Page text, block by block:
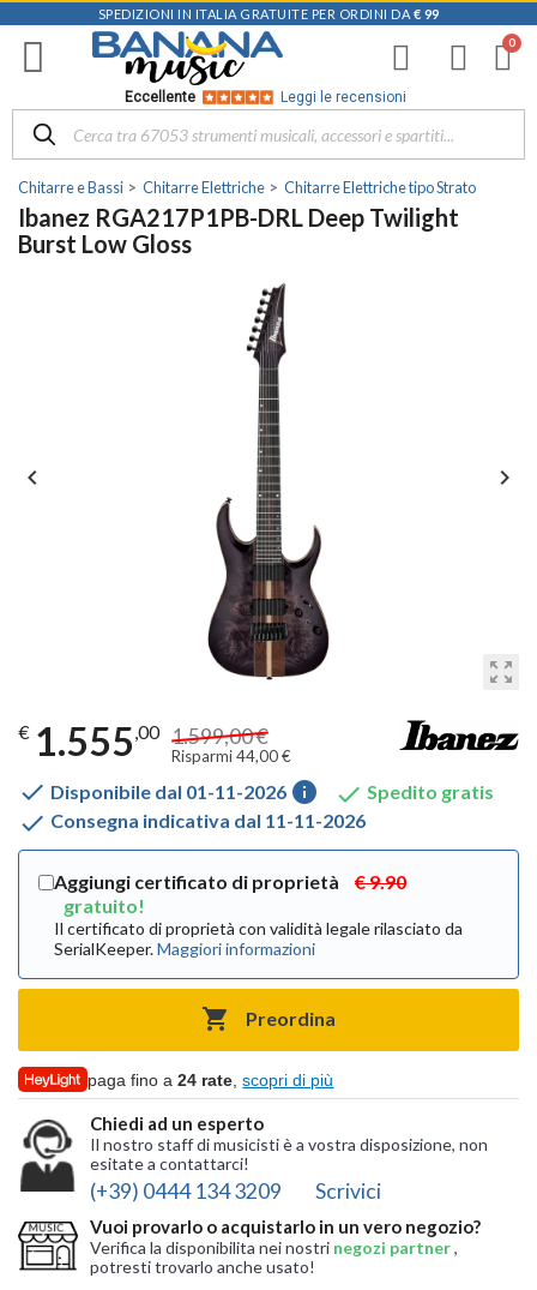
SPEDIZIONI IN ITALIA GRATUITE PER ORDINI DA € 99
Eccellente Leggi le recensioni
Chitarre e Bassi Chitarre Elettriche Chitarre Elettriche tipo Strato
Ibanez RGA217P1PB-DRL Deep Twilight
Burst Low Gloss
zoom_out_map
 
€ 1.555,00 1.599,00 €
Risparmi 44,00 €
 Disponibile dal 01-11-2026 info  Spedito gratis
 Consegna indicativa dal 11-11-2026
Aggiungi certificato di proprietà
€ 9.90
gratuito!
Il certificato di proprietà con validità legale rilasciato da
SerialKeeper.Maggiori informazioni
 Preordina
paga fino a24 rate ,scopri di più
Chiedi ad un esperto
Il nostro staff di musicisti è a vostra disposizione, non
esitate a contattarci!
(+39) 0444 134 3209 Scrivici
Vuoi provarlo o acquistarlo in un vero negozio?
Verifica la disponibilita nei nostri negozi partner,
potresti trovarlo anche usato!